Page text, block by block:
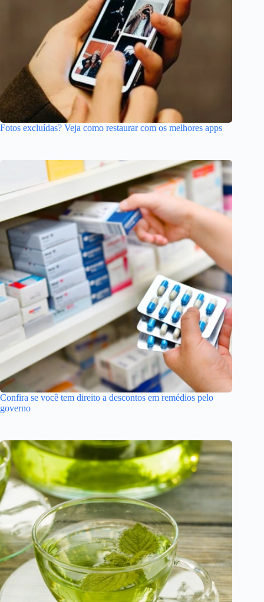
Fotos excluídas? Veja como restaurar com os melhores apps
Confira se você tem direito a descontos em remédios pelo
governo